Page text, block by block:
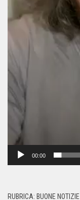
00:00
RUBRICA: BUONE NOTIZIE